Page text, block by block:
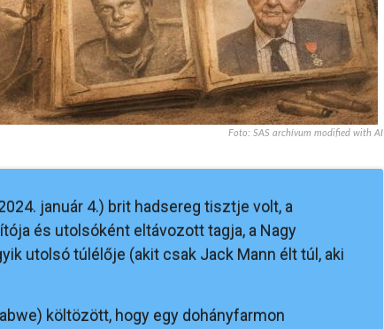
Foto: SAS archívum modified with AI
január 4.) brit hadsereg tisztje volt, a
és utolsóként eltávozott tagja, a Nagy
utolsó túlélője (akit csak Jack Mann élt túl, aki
költözött, hogy egy dohányfarmon